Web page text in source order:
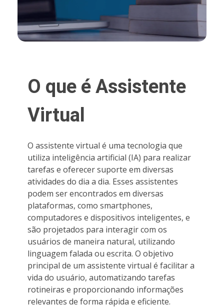
O que é Assistente
Virtual
O assistente virtual é uma tecnologia que
utiliza inteligência artificial (IA) para realizar
tarefas e oferecer suporte em diversas
atividades do dia a dia. Esses assistentes
podem ser encontrados em diversas
plataformas, como smartphones,
computadores e dispositivos inteligentes, e
são projetados para interagir com os
usuários de maneira natural, utilizando
linguagem falada ou escrita. O objetivo
principal de um assistente virtual é facilitar a
vida do usuário, automatizando tarefas
rotineiras e proporcionando informações
relevantes de forma rápida e eficiente.